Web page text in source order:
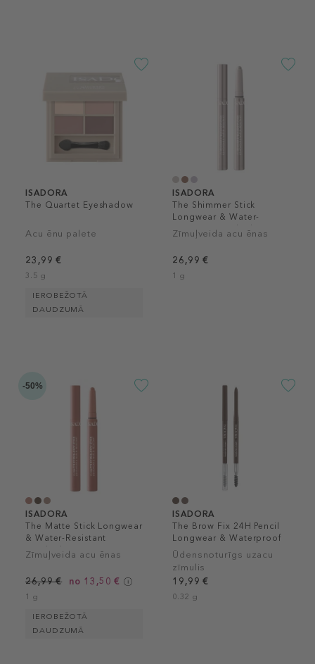
ISADORA
The Quartet Eyeshadow
Acu ēnu palete
23,99 €
3.5 g
IEROBEŽOTĀ
DAUDZUMĀ
ISADORA
The Shimmer Stick
Longwear & Water-
Resistant Eyeshadow
Zīmuļveida acu ēnas
26,99 €
1 g
-50%
ISADORA
The Matte Stick Longwear
& Water-Resistant
Eyeshadow
Zīmuļveida acu ēnas
26,99 € no 13,50 €
1 g
IEROBEŽOTĀ
DAUDZUMĀ
ISADORA
The Brow Fix 24H Pencil
Longwear & Waterproof
Ūdensnoturīgs uzacu
zīmulis
19,99 €
0.32 g